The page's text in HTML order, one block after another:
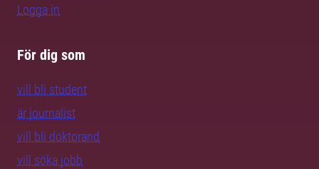
Logga in
För dig som
vill bli student
är journalist
vill bli doktorand
vill söka jobb